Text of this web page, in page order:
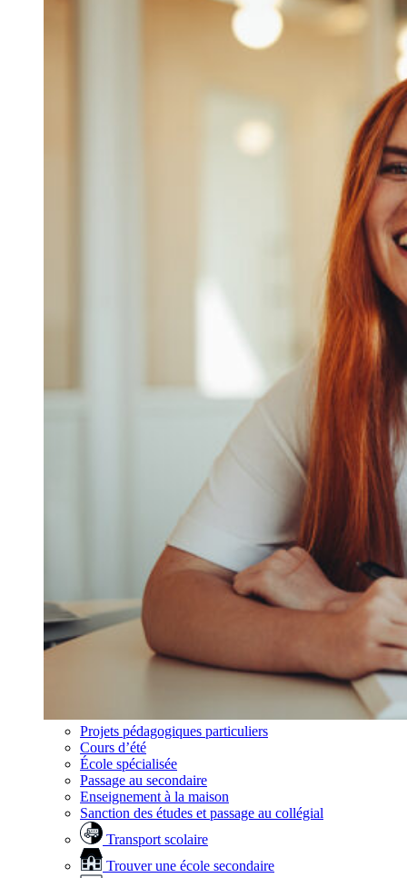
Projets pédagogiques particuliers
Cours d’été
École spécialisée
Passage au secondaire
Enseignement à la maison
Sanction des études et passage au collégial
Transport scolaire
Trouver une école secondaire